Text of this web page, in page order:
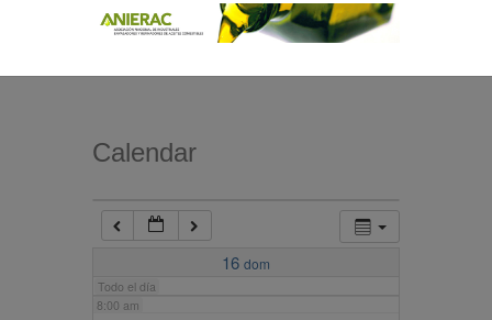
Calendar
16 dom
Todo el día
7:00 am
8:00 am